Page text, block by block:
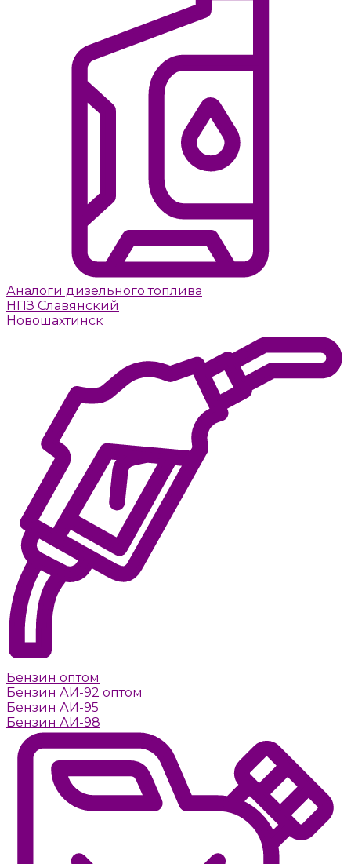
Аналоги дизельного топлива
НПЗ Славянский
Новошахтинск
Бензин оптом
Бензин АИ-92 оптом
Бензин АИ-95
Бензин АИ-98